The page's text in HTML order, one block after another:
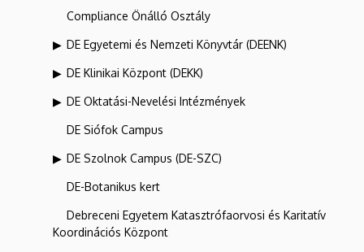
Compliance Önálló Osztály
DE Egyetemi és Nemzeti Könyvtár (DEENK)
DE Klinikai Központ (DEKK)
DE Oktatási-Nevelési Intézmények
DE Siófok Campus
DE Szolnok Campus (DE-SZC)
DE-Botanikus kert
Debreceni Egyetem Katasztrófaorvosi és Karitatív
Koordinációs Központ